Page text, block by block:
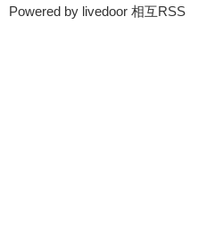
Powered by livedoor 相互RSS